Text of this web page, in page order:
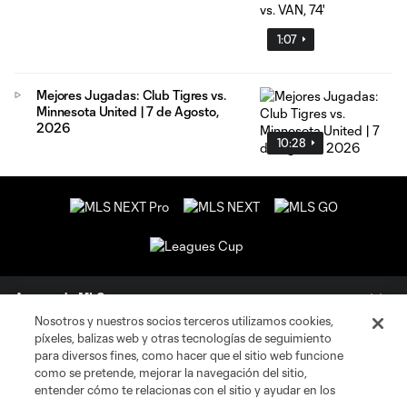
1:07
10:28
Mejores Jugadas: Club Tigres vs.
Minnesota United | 7 de Agosto,
2026
Acerca de MLS
Social
Tienda
Nosotros y nuestros socios terceros utilizamos cookies,
píxeles, balizas web y otras tecnologías de seguimiento
para diversos fines, como hacer que el sitio web funcione
como se pretende, mejorar la navegación del sitio,
entender cómo te relacionas con el sitio y ayudar en los